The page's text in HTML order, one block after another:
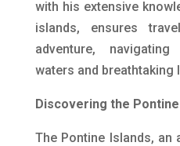
with his extensive
islands, ensures
adventure,
waters and breathtaking
Discovering the
The Pontine Islands,